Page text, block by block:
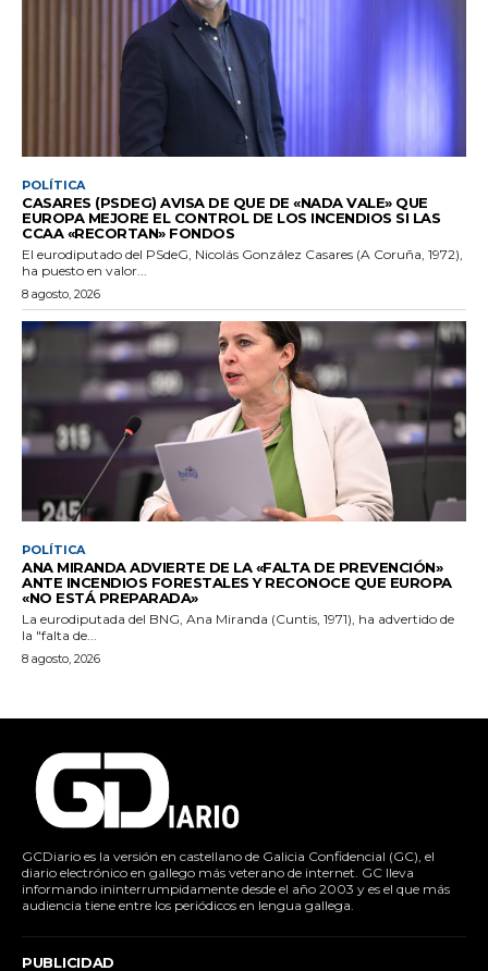
POLÍTICA
CASARES (PSDEG) AVISA DE QUE DE «NADA VALE» QUE
EUROPA MEJORE EL CONTROL DE LOS INCENDIOS SI LAS
CCAA «RECORTAN» FONDOS
El eurodiputado del PSdeG, Nicolás González Casares (A Coruña, 1972),
ha puesto en valor...
8 agosto, 2026
POLÍTICA
ANA MIRANDA ADVIERTE DE LA «FALTA DE PREVENCIÓN»
ANTE INCENDIOS FORESTALES Y RECONOCE QUE EUROPA
«NO ESTÁ PREPARADA»
La eurodiputada del BNG, Ana Miranda (Cuntis, 1971), ha advertido de
la "falta de...
8 agosto, 2026
GCDiario es la versión en castellano de Galicia Confidencial (GC), el
diario electrónico en gallego más veterano de internet. GC lleva
informando ininterrumpidamente desde el año 2003 y es el que más
audiencia tiene entre los periódicos en lengua gallega.
PUBLICIDAD